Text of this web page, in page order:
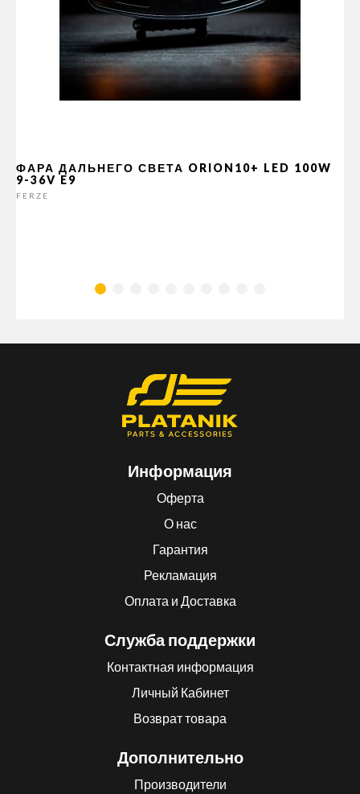
ФАРА ДАЛЬНЕГО СВЕТА ORION10+ LED 100W
9-36V E9
FERZE
Информация
Оферта
О нас
Гарантия
Рекламация
Оплата и Доставка
Служба поддержки
Контактная информация
Личный Кабинет
Возврат товара
Дополнительно
Производители